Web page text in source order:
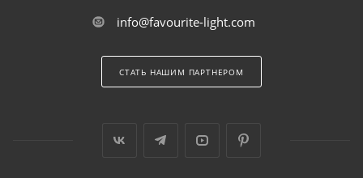
info@favourite-light.com
СТАТЬ НАШИМ ПАРТНЕРОМ